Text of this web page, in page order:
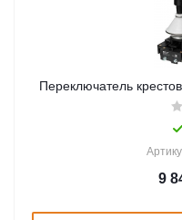
Переключатель
9